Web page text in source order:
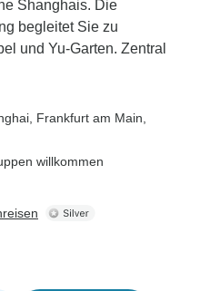
Shanghais. Die
begleitet Sie zu
und Yu-Garten. Zentral
, Frankfurt am Main
willkommen